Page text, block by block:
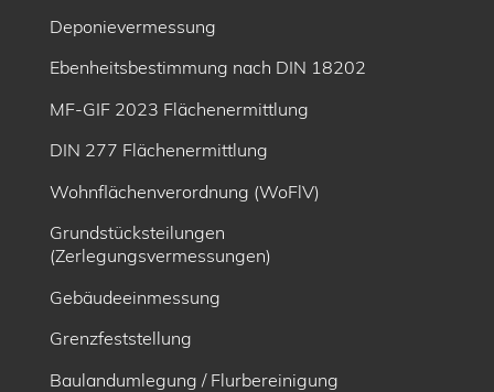
Deponievermessung
Ebenheitsbe­stimmung nach DIN 18202
MF-GIF 2023 Flächenermittlung
DIN 277 Flächenermittlung
Wohnflächenverordnung (WoFlV)
Grundstücksteilungen
(Zerlegungsvermessungen)
Gebäudeeinmessung
Grenzfeststellung
Baulandumlegung / Flurbereinigung